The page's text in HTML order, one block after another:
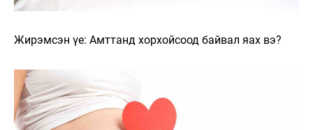
Жирэмсэн үе: Амттанд хорхойсоод байвал яах вэ?